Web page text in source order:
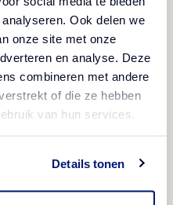
Ook delen we
onze site met onze
en analyse. Deze
combineren met andere
of die ze hebben
van hun services.
Details tonen
povrćem i